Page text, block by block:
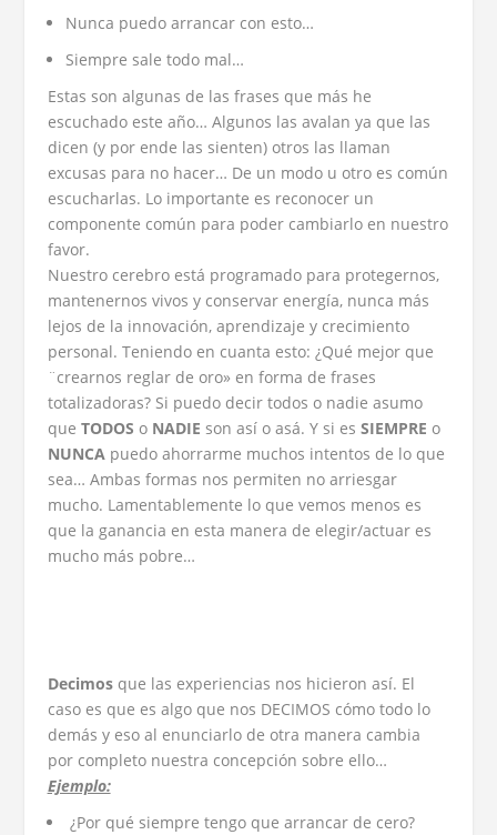
Nunca puedo arrancar con esto…
Siempre sale todo mal…
Estas son algunas de las frases que más he
escuchado este año… Algunos las avalan ya que las
dicen (y por ende las sienten) otros las llaman
excusas para no hacer… De un modo u otro es común
escucharlas. Lo importante es reconocer un
componente común para poder cambiarlo en nuestro
favor.
Nuestro cerebro está programado para protegernos,
mantenernos vivos y conservar energía, nunca más
lejos de la innovación, aprendizaje y crecimiento
personal. Teniendo en cuanta esto: ¿Qué mejor que
¨crearnos reglar de oro» en forma de frases
totalizadoras? Si puedo decir todos o nadie asumo
que TODOS o NADIE son así o asá. Y si es SIEMPRE o
NUNCApuedo ahorrarme muchos intentos de lo que
sea… Ambas formas nos permiten no arriesgar
mucho. Lamentablemente lo que vemos menos es
que la ganancia en esta manera de elegir/actuar es
mucho más pobre…
Decimosque las experiencias nos hicieron así. El
caso es que es algo que nos DECIMOS cómo todo lo
demás y eso al enunciarlo de otra manera cambia
por completo nuestra concepción sobre ello…
Ejemplo:
¿Por qué siempre tengo que arrancar de cero?